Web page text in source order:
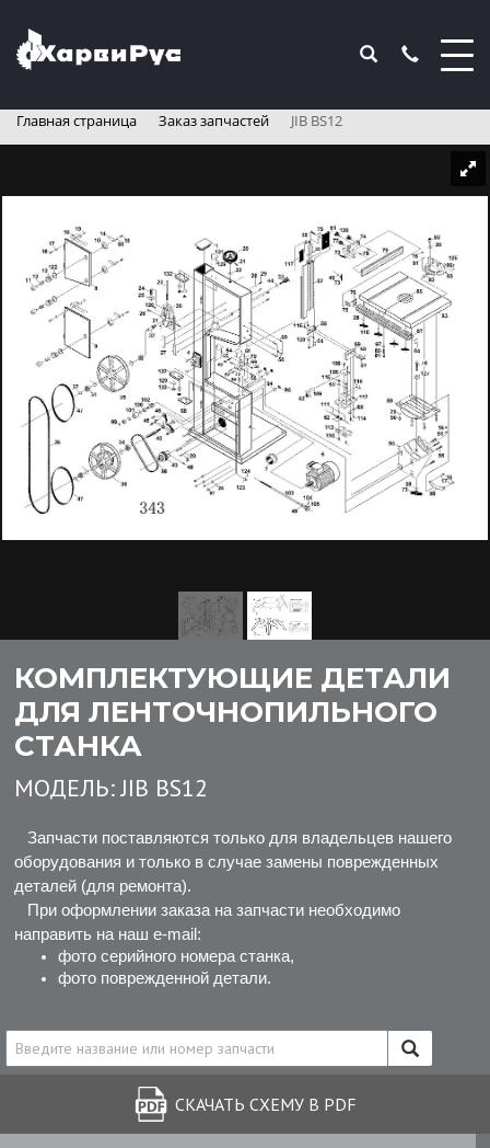
Главная страница Заказ запчастей JIB BS12
КОМПЛЕКТУЮЩИЕ ДЕТАЛИ
ДЛЯ ЛЕНТОЧНОПИЛЬНОГО
СТАНКА
МОДЕЛЬ:JIB BS12
Запчасти поставляются только для владельцев нашего
оборудования и только в случае замены поврежденных
деталей (для ремонта).
При оформлении заказа на запчасти необходимо
направить на наш e-mail:
фото серийного номера станка,
фото поврежденной детали.
СКАЧАТЬ СХЕМУ В PDF